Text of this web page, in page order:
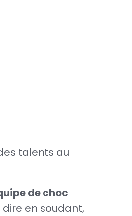
talents au
de choc
dire en soudant,